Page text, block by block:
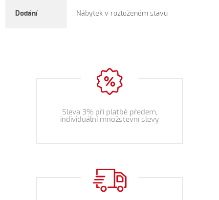
Dodání Nábytek v rozloženém stavu
Sleva 3% při platbě předem,
individuální množstevní slevy